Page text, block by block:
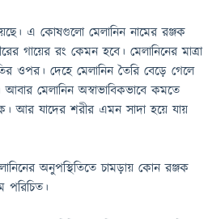
এ কোষগুলো মেলানিন নামের রঞ্জক
গায়ের রং কেমন হবে। মেলানিনের মাত্রা
ওপর। দেহে মেলানিন তৈরি বেড়ে গেলে
মেলানিন অস্বাভাবিকভাবে কমতে
আর যাদের শরীর এমন সাদা হয়ে যায়
অনুপস্থিতিতে চামড়ায় কোন রঞ্জক
পরিচিত।